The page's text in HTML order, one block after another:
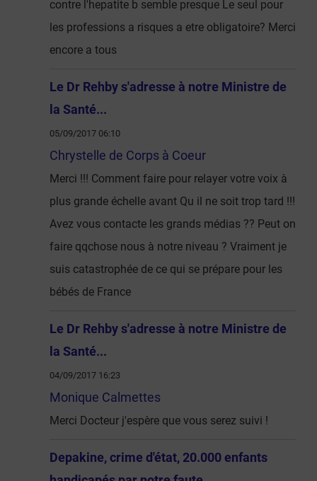
contre l'hepatite b semble presque Le seul pour
les professions a risques a etre obligatoire? Merci
encore a tous
Le Dr Rehby s'adresse à notre Ministre de
la Santé...
05/09/2017 06:10
Chrystelle de Corps à Coeur
Merci !!! Comment faire pour relayer votre voix à
plus grande échelle avant Qu il ne soit trop tard !!!
Avez vous contacte les grands médias ?? Peut on
faire qqchose nous à notre niveau ? Vraiment je
suis catastrophée de ce qui se prépare pour les
bébés de France
Le Dr Rehby s'adresse à notre Ministre de
la Santé...
04/09/2017 16:23
Monique Calmettes
Merci Docteur j'espère que vous serez suivi !
Depakine, crime d'état, 20.000 enfants